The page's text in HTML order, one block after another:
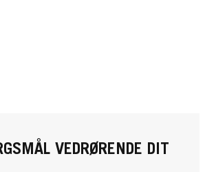
VEDRØRENDE DIT